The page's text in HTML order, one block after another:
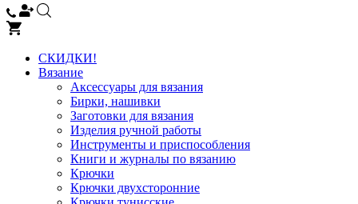
СКИДКИ!
Вязание
Аксессуары для вязания
Бирки, нашивки
Заготовки для вязания
Изделия ручной работы
Инструменты и приспособления
Книги и журналы по вязанию
Крючки
Крючки двухсторонние